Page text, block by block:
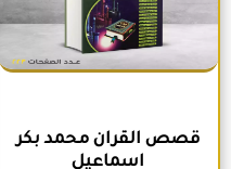
قصص القران محمد بكر
اسماعيل